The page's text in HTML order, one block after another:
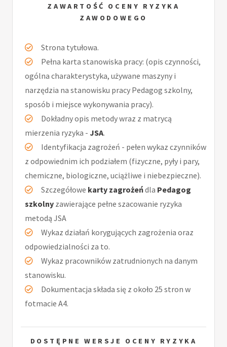
ZAWARTOŚĆ OCENY RYZYKA
ZAWODOWEGO
Strona tytułowa.
Pełna karta stanowiska pracy: (opis czynności,
ogólna charakterystyka, używane maszyny i
narzędzia na stanowisku pracy Pedagog szkolny,
sposób i miejsce wykonywania pracy).
Dokładny opis metody wraz z matrycą
mierzenia ryzyka - JSA.
Identyfikacja zagrożeń - pełen wykaz czynników
z odpowiednim ich podziałem (fizyczne, pyły i pary,
chemiczne, biologiczne, uciążliwe i niebezpieczne).
Szczegółowe karty zagrożeńdla Pedagog
szkolny zawierające pełne szacowanie ryzyka
metodą JSA
Wykaz działań korygujących zagrożenia oraz
odpowiedzialności za to.
Wykaz pracowników zatrudnionych na danym
stanowisku.
Dokumentacja składa się z około 25 stron w
fotmacie A4.
DOSTĘPNE WERSJE OCENY RYZYKA